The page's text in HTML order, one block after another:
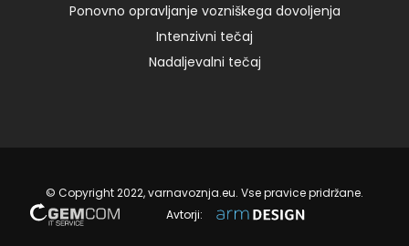
Ponovno opravljanje vozniškega dovoljenja
Intenzivni tečaj
Nadaljevalni tečaj
© Copyright 2022, varnavoznja.eu. Vse pravice pridržane.
Avtorji: